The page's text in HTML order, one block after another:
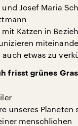
Josef Maria
Katzen in
etwas zu
frisst grünes
unseres Planeten
menschlichen